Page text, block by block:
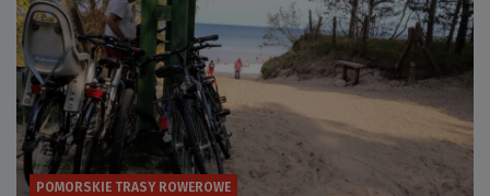
POMORSKIE TRASY ROWEROWE